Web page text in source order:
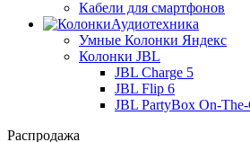
Кабели для смартфонов
Аудиотехника
Умные Колонки Яндекс
Колонки JBL
JBL Charge 5
JBL Flip 6
JBL PartyBox On-
Распродажа